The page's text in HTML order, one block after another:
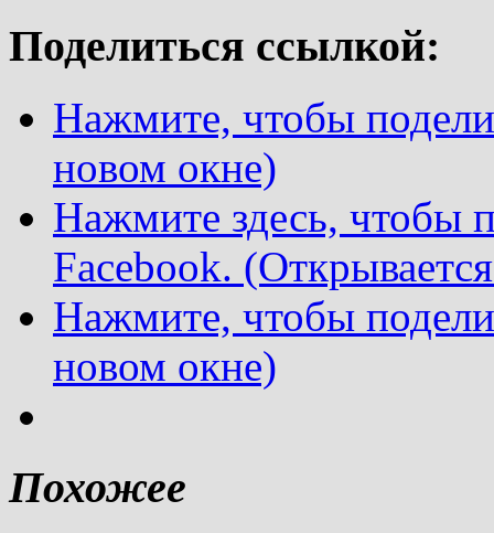
Поделиться ссылкой:
Нажмите, чтобы
новом окне)
Нажмите здесь, чтобы
Facebook.
Нажмите, чтобы
новом окне)
Похожее